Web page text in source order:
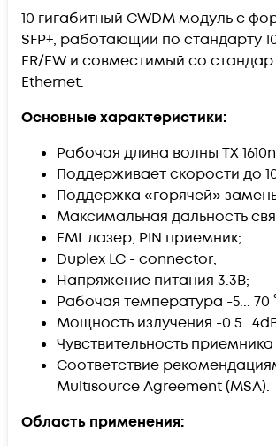
10 гигабитный CWDM модуль с
SFP+, работающий по стандарту
ER/EW и совместимый со
Ethernet.
Основные характеристики:
Рабочая длина волны TX
Поддерживает скорости до
Поддержка «горячей»
Максимальная дальность
EML лазер, PIN приемник;
Duplex LC - connector;
Напряжение питания 3.3В;
Рабочая температура -5... 70
Мощность излучения -0.5..
Чувствительность приемника
Соответствие
Multisource Agreement (MSA).
Область применения: